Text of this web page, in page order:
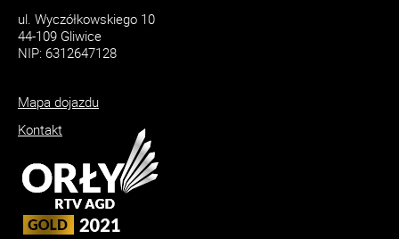
ul. Wyczółkowskiego 10
44-109 Gliwice
NIP: 6312647128
Mapa dojazdu
Kontakt